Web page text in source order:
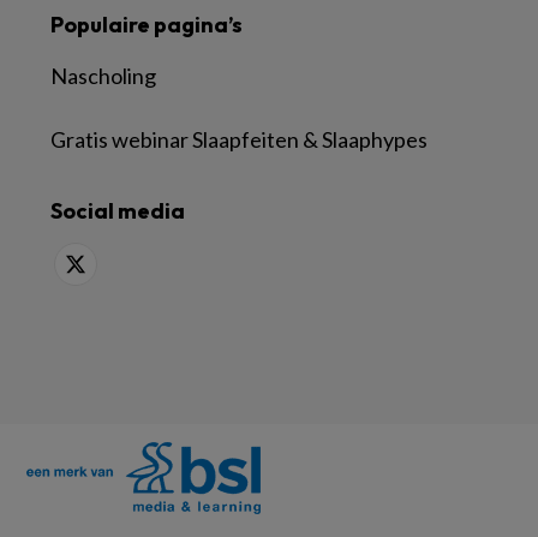
Populaire pagina’s
Nascholing
Gratis webinar Slaapfeiten & Slaaphypes
Social media